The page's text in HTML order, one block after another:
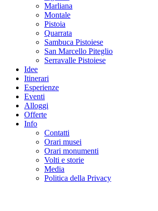
Marliana
Montale
Pistoia
Quarrata
Sambuca Pistoiese
San Marcello Piteglio
Serravalle Pistoiese
Idee
Itinerari
Esperienze
Eventi
Alloggi
Offerte
Info
Contatti
Orari musei
Orari monumenti
Volti e storie
Media
Politica della Privacy